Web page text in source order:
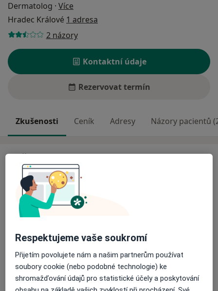
Dermatolog · Více
Hradec Králové 1 adresa
2 názory
Kontaktní údaje
Rezervovat termín
Zkušenosti Ceník Adresy Názory pacientů
Zkušenosti
dermatovenerologie
Odborník na:
Dermatovenerologie
Korektivní dermatologie
Kožní nemoci
Pacienti, které ošetřuji
Respektujeme vaše soukromí
Přijetím povolujete nám a našim partnerům používat
soubory cookie (nebo podobné technologie) ke
shromažďování údajů pro statistické účely a poskytování